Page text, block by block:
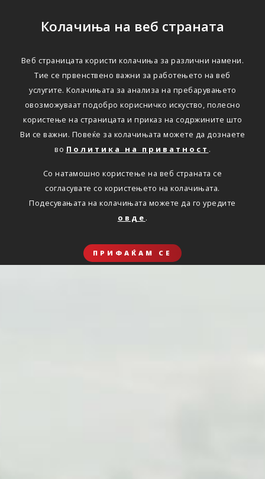
Колачиња на веб страната
Веб страницата користи колачиња за различни намени.
Тие се првенствено важни за работењето на веб
услугите. Колачињата за анализа на пребарувањето
овозможуваат подобро корисничко искуство, полесно
користење на страницата и приказ на содржините што
Ви се важни. Повеќе за колачињата можете да дознаете
во Политика на приватност .
Со натамошно користење на веб страната се
согласувате со користењето на колачињата.
Подесувањата на колачињата можете да го уредите
овде .
ПРИФАЌАМ СЕ